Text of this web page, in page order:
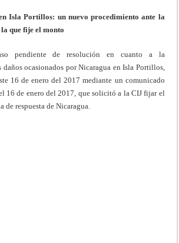
Isla Portillos: un nuevo procedimiento ante la
que fije el monto
pendiente de resolución en cuanto a la
ocasionados por Nicaragua en Isla Portillos,
16 de enero del 2017 mediante un comunicado
16 de enero del 2017, que solicitó a la CIJ fijar el
de respuesta de Nicaragua.